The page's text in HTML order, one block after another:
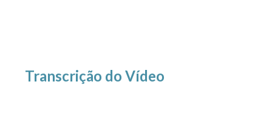
Transcrição do Vídeo